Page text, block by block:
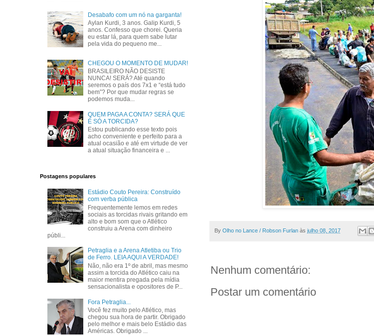
By Olho no Lance / Robson Furlan às julho 08, 2017
Nenhum comentário:
Postar um comentário
Desabafo com um nó na garganta!
Aylan Kurdi, 3 anos. Galip Kurdi, 5
anos. Confesso que chorei. Queria
eu estar lá, para quem sabe lutar
pela vida do pequeno me...
CHEGOU O MOMENTO DE MUDAR!
BRASILEIRO NÃO DESISTE
NUNCA! SERÁ? Até quando
seremos o país dos 7x1 e “está tudo
bem”? Por que mudar regras se
podemos muda...
QUEM PAGA A CONTA? SERÁ QUE
É SÓ A TORCIDA?
Estou publicando esse texto pois
acho conveniente e perfeito para a
atual ocasião e até em virtude de ver
a atual situação financeira e ...
Postagens populares
Estádio Couto Pereira: Construído
com verba pública
Frequentemente lemos em redes
sociais as torcidas rivais gritando em
alto e bom som que o Atlético
construiu a Arena com dinheiro
públi...
Petraglia e a Arena Atletiba ou Trio
de Ferro. LEIA AQUI A VERDADE!
Não, não era 1º de abril, mas mesmo
assim a torcida do Atlético caiu na
maior mentira pregada pela mídia
sensacionalista e opositores de P...
Fora Petraglia...
Você fez muito pelo Atlético, mas
chegou sua hora de partir. Obrigado
pelo melhor e mais belo Estádio das
Américas. Obrigado ...